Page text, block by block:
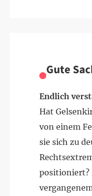
Gute
Endlich
Hat
von einem
sie sich zu
positioniert?